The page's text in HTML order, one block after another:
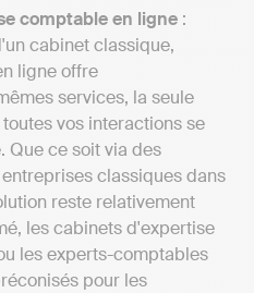
comptable en ligne :
cabinet classique,
ligne offre
services, la seule
vos interactions se
Que ce soit via des
classiques dans
reste relativement
les cabinets d'expertise
les experts-comptables
pour les